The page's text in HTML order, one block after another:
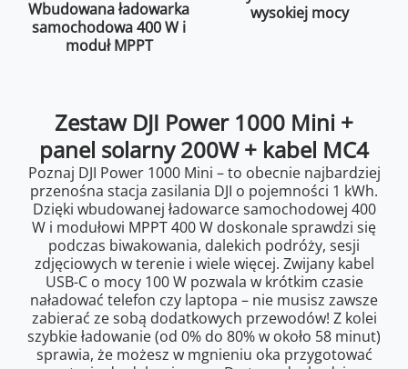
Wbudowana ładowarka
samochodowa 400 W i
moduł MPPT
wysokiej mocy
Zestaw DJI Power 1000 Mini +
panel solarny 200W + kabel MC4
Poznaj DJI Power 1000 Mini – to obecnie najbardziej
przenośna stacja zasilania DJI o pojemności 1 kWh.
Dzięki wbudowanej ładowarce samochodowej 400
W i modułowi MPPT 400 W doskonale sprawdzi się
podczas biwakowania, dalekich podróży, sesji
zdjęciowych w terenie i wiele więcej. Zwijany kabel
USB-C o mocy 100 W pozwala w krótkim czasie
naładować telefon czy laptopa – nie musisz zawsze
zabierać ze sobą dodatkowych przewodów! Z kolei
szybkie ładowanie (od 0% do 80% w około 58 minut)
sprawia, że możesz w mgnieniu oka przygotować